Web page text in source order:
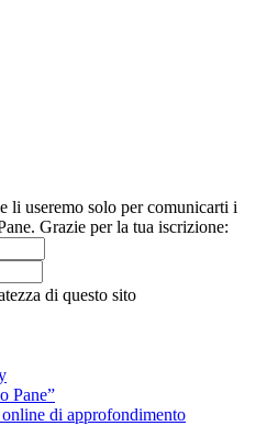
li useremo solo per comunicarti i
Grazie per la tua iscrizione:
di questo sito
Pane”
di approfondimento